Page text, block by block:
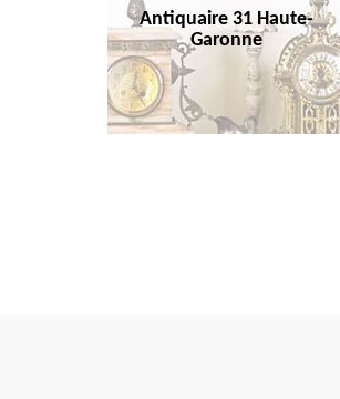
Antiquaire 31 Haute-
Garonne